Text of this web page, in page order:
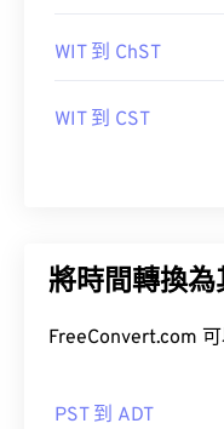
WIT 到 ChST
WIT 到 CST
將時間轉換
FreeConvert.com
PST 到 ADT